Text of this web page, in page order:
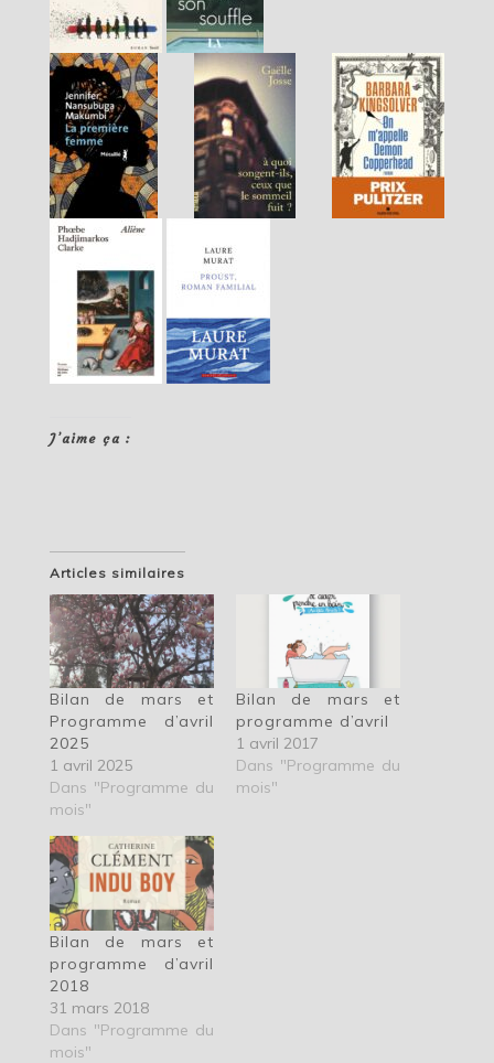
J’aime ça :
Articles similaires
Bilan de mars et
Programme d’avril
2025
1 avril 2025
Dans "Programme du
mois"
Bilan de mars et
programme d’avril
1 avril 2017
Dans "Programme du
mois"
Bilan de mars et
programme d’avril
2018
31 mars 2018
Dans "Programme du
mois"